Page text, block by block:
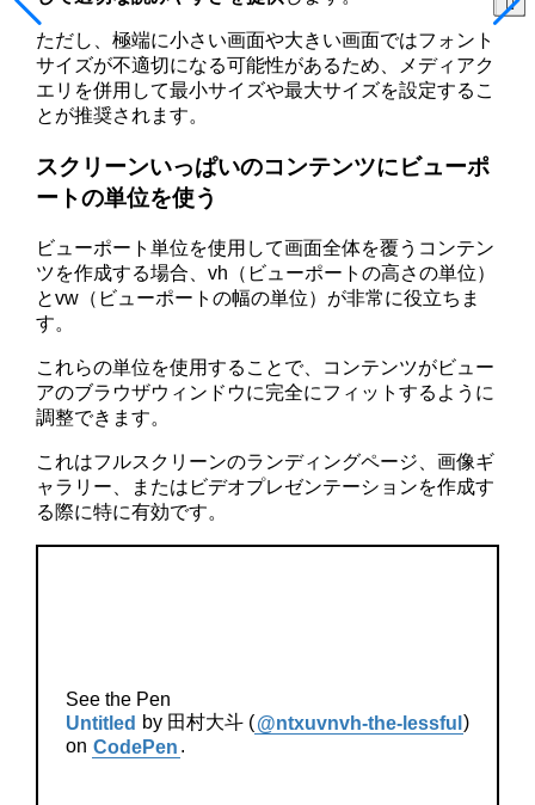
ただし、極端に小さい画面や大きい画面ではフォント
サイズが不適切になる可能性があるため、メディアク
エリを併用して最小サイズや最大サイズを設定するこ
とが推奨されます。
スクリーンいっぱいのコンテンツにビューポ
ートの単位を使う
ビューポート単位を使用して画面全体を覆うコンテン
ツを作成する場合、vh（ビューポートの高さの単位）
とvw（ビューポートの幅の単位）が非常に役立ちま
す。
これらの単位を使用することで、コンテンツがビュー
アのブラウザウィンドウに完全にフィットするように
調整できます。
これはフルスクリーンのランディングページ、画像ギ
ャラリー、またはビデオプレゼンテーションを作成す
る際に特に有効です。
See the Pen
Untitled by 田村大斗 (@ntxuvnvh-the-lessful)
on CodePen .